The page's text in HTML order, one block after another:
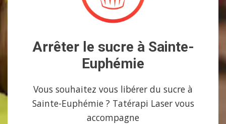
Arrêter le sucre à Sainte-
Euphémie
Vous souhaitez vous libérer du sucre à
Sainte-Euphémie ? Tatérapi Laser vous
accompagne